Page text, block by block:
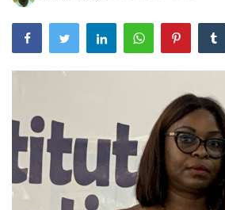
Français